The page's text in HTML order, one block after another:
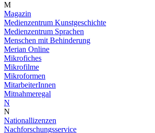
M
Magazin
Medienzentrum Kunstgeschichte
Medienzentrum Sprachen
Menschen mit Behinderung
Merian Online
Mikrofiches
Mikrofilme
Mikroformen
MitarbeiterInnen
Mitnahmeregal
N
N
Nationallizenzen
Nachforschungsservice